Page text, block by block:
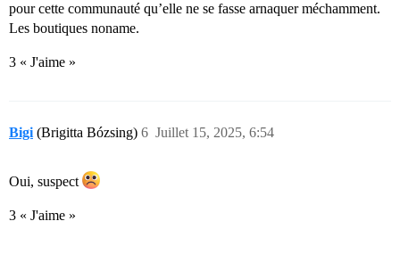
pour cette communauté qu’elle ne se fasse arnaquer méchamment.
Les boutiques noname.
3 « J'aime »
Bigi (Brigitta Bózsing) Juillet 15, 2025, 6:54
6
Oui, suspect
3 « J'aime »